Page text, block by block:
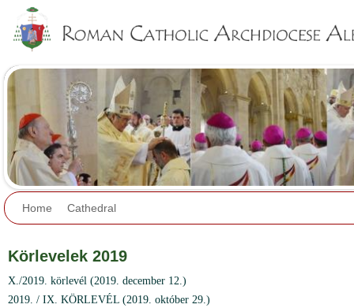
Home Cathedral
Körlevelek 2019
X./2019. körlevél (2019. december 12.)
2019. / IX. KÖRLEVÉL (2019. október 29.)